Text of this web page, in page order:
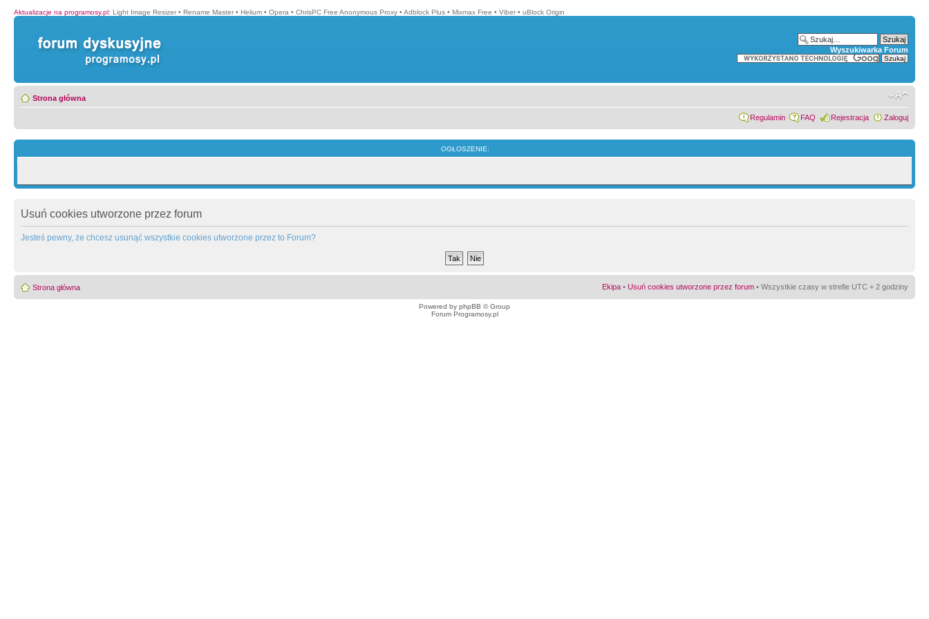
Aktualizacje na programosy.pl: Light Image Resizer • Rename Master • Helium • Opera • ChrisPC Free Anonymous Proxy • Adblock Plus • Mixmax Free • Viber • uBlock Origin
Wyszukiwarka Forum
Strona główna
Regulamin FAQ Rejestracja Zaloguj
OGŁOSZENIE:
Usuń cookies utworzone przez forum
Jesteś pewny, że chcesz usunąć wszystkie cookies utworzone przez to Forum?
Strona główna Ekipa • Usuń cookies utworzone przez forum • Wszystkie czasy w strefie UTC + 2 godziny
Powered by phpBB © Group
Forum Programosy.pl